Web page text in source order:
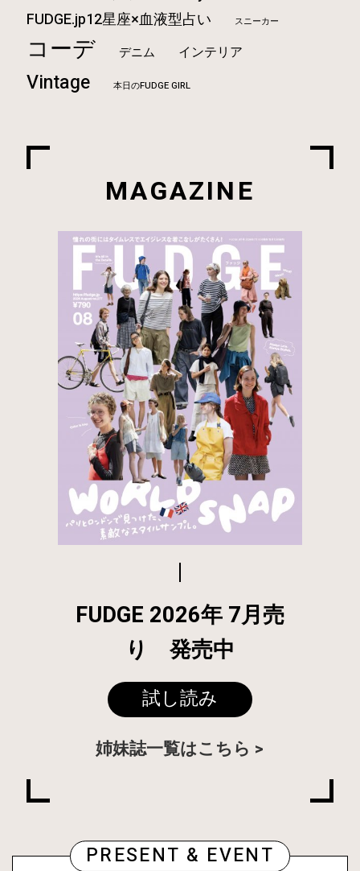
FUDGE.jp12星座×血液型占い スニーカー
コーデ デニム インテリア
Vintage 本日のFUDGE GIRL
MAGAZINE
FUDGE 2026年 7月売
り 発売中
試し読み
姉妹誌一覧はこちら
PRESENT & EVENT